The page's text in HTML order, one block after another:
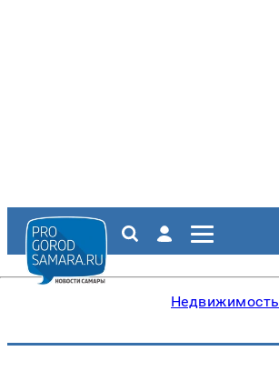
Недвижимость